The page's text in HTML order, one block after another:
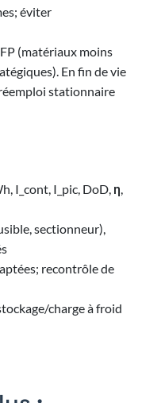
éviter
(matériaux moins
En fin de vie
stationnaire
I_cont, I_pic, DoD, η,
sectionneur),
recontrôle de
charge à froid